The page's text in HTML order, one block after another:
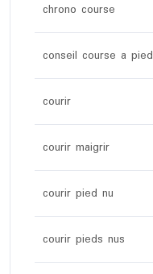
chrono course
conseil course a pied
courir
courir maigrir
courir pied nu
courir pieds nus